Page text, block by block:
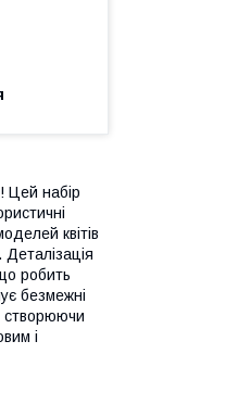
Цей набір
квітів
робить
безмежні
створюючи
і